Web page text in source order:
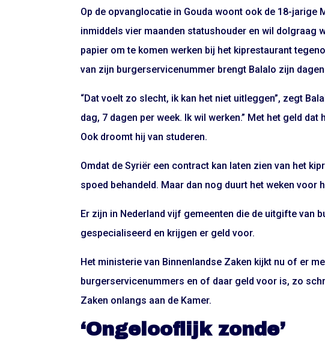
Op de opvanglocatie in Gouda woont ook de 18-jarige
inmiddels vier maanden statushouder en wil dolgraag
papier om te komen werken bij het kiprestaurant
van zijn burgerservicenummer brengt Balalo zijn
“Dat voelt zo slecht, ik kan het niet uitleggen”, zegt
dag, 7 dagen per week. Ik wil werken.” Met het geld
Ook droomt hij van studeren.
Omdat de Syriër een contract kan laten zien van het
spoed behandeld. Maar dan nog duurt het weken voor
Er zijn in Nederland vijf gemeenten die de uitgifte van
gespecialiseerd en krijgen er geld voor.
Het ministerie van Binnenlandse Zaken kijkt nu of er
burgerservicenummers en of daar geld voor is, zo
Zaken onlangs aan de Kamer.
‘Ongelooflijk zonde’